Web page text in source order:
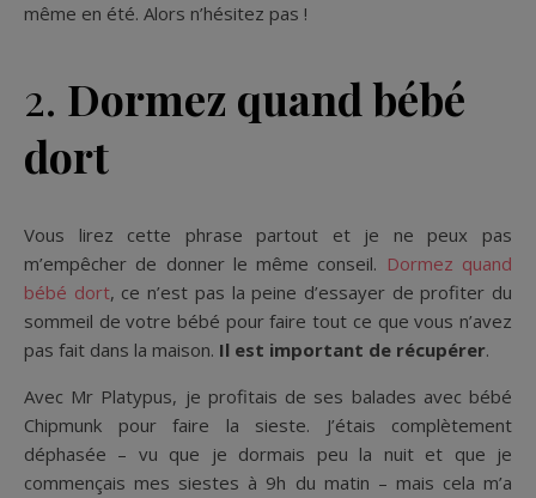
même en été. Alors n’hésitez pas !
2. Dormez quand bébé
dort
Vous lirez cette phrase partout et je ne peux pas
m’empêcher de donner le même conseil. Dormez quand
bébé dort, ce n’est pas la peine d’essayer de profiter du
sommeil de votre bébé pour faire tout ce que vous n’avez
pas fait dans la maison. Il est important de récupérer.
Avec Mr Platypus, je profitais de ses balades avec bébé
Chipmunk pour faire la sieste. J’étais complètement
déphasée – vu que je dormais peu la nuit et que je
commençais mes siestes à 9h du matin – mais cela m’a